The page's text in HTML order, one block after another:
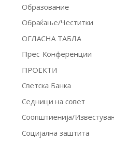
Образование
Обраќање/Честитки
ОГЛАСНА ТАБЛА
Прес-Конференции
ПРОЕКТИ
Светска Банка
Седници на совет
Соопштиенија/
Социјална заштита